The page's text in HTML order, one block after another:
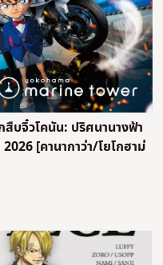
บจิ๋วโคนัน: ปริศนานางฟ้า
[คานากาว่า/โยโกฮาม่